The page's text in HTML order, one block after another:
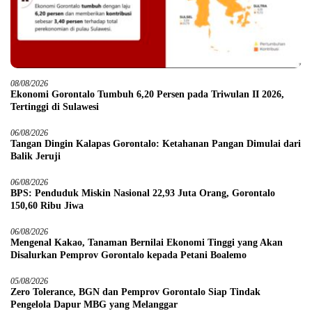
08/08/2026
Ekonomi Gorontalo Tumbuh 6,20 Persen pada Triwulan II 2026,
Tertinggi di Sulawesi
06/08/2026
Tangan Dingin Kalapas Gorontalo: Ketahanan Pangan Dimulai dari
Balik Jeruji
06/08/2026
BPS: Penduduk Miskin Nasional 22,93 Juta Orang, Gorontalo
150,60 Ribu Jiwa
06/08/2026
Mengenal Kakao, Tanaman Bernilai Ekonomi Tinggi yang Akan
Disalurkan Pemprov Gorontalo kepada Petani Boalemo
05/08/2026
Zero Tolerance, BGN dan Pemprov Gorontalo Siap Tindak
Pengelola Dapur MBG yang Melanggar